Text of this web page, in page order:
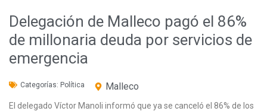
Delegación de Malleco pagó el 86%
de millonaria deuda por servicios de
emergencia
Categorías: Política Malleco
El delegado Víctor Manoli informó que ya se canceló el 86% de los